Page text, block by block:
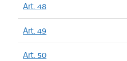
Art. 48
Art. 49
Art. 50